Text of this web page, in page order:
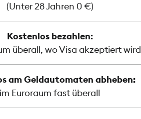
(Unter 28 Jahren 0 €)
Kostenlos bezahlen:
überall, wo Visa akzeptiert wird
am Geldautomaten abheben:
im Euroraum fast überall